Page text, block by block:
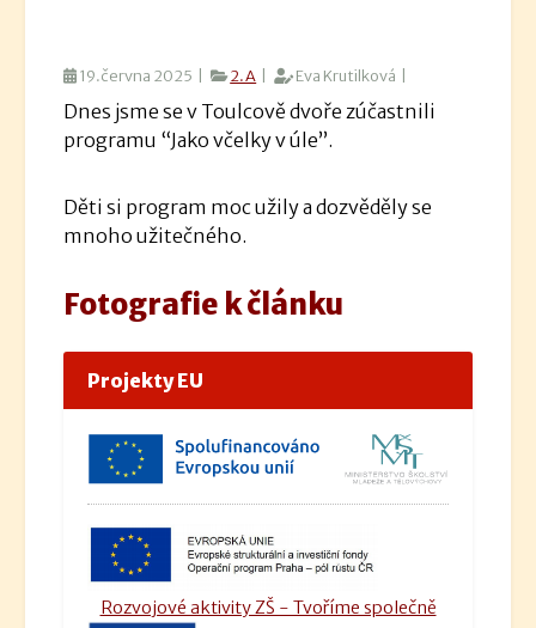
19.června 2025 | 2.A | Eva Krutilková |
Dnes jsme se v Toulcově dvoře zúčastnili
programu “Jako včelky v úle”.
Děti si program moc užily a dozvěděly se
mnoho užitečného.
Fotografie k článku
Projekty EU
Rozvojové aktivity ZŠ - Tvoříme společně